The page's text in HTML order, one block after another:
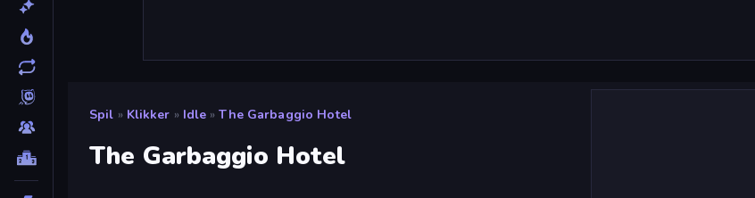
Spil » Klikker » Idle » The Garbaggio Hotel
The Garbaggio Hotel